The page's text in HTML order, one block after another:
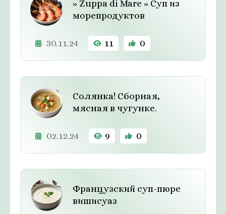
» Zuppa di Mare » Суп из
морепродуктов
30.11.24 11 0
Солянка! Сборная,
мясная в чугунке.
02.12.24 9 0
Французский суп-пюре
вишисуаз